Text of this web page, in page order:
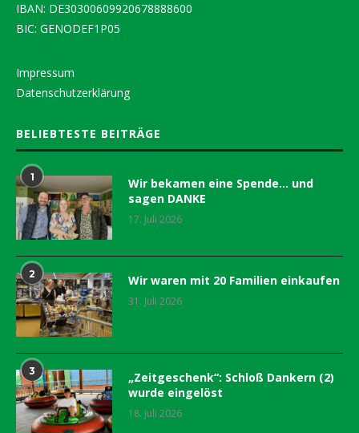
IBAN: DE30300609920678888600
BIC: GENODEF1P05
Impressum
Datenschutzerklärung
BELIEBTESTE BEITRÄGE
1
Wir bekamen eine Spende… und
sagen DANKE
17. Juli 2026
2 Wir waren mit 20 Familien einkaufen
31. Juli 2026
3
„Zeitgeschenk“: Schloß Dankern (2)
wurde eingelöst
18. Juli 2026